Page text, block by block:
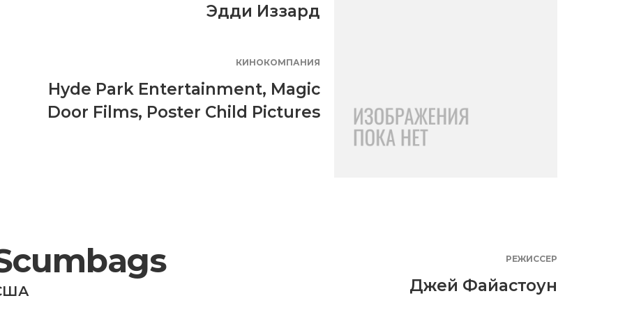
Эдди Иззард
КИНОКОМПАНИЯ
Hyde Park Entertainment, Magic
Door Films, Poster Child Pictures
РЕЖИССЕР
Джей Файастоун